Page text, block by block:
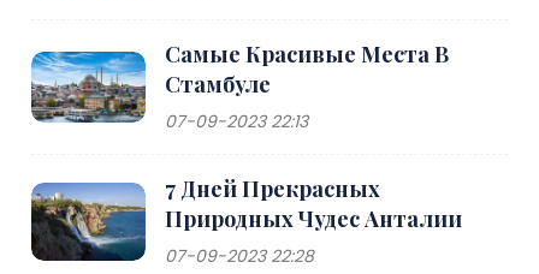
Самые Красивые Места В
Стамбуле
07-09-2023 22:13
7 Дней Прекрасных
Природных Чудес Анталии
07-09-2023 22:28